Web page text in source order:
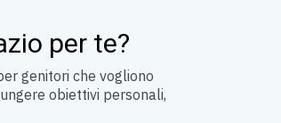
per te?
genitori che vogliono
obiettivi personali,